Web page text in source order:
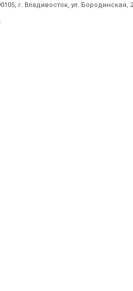
г. Владивосток, ул. Бородинская,